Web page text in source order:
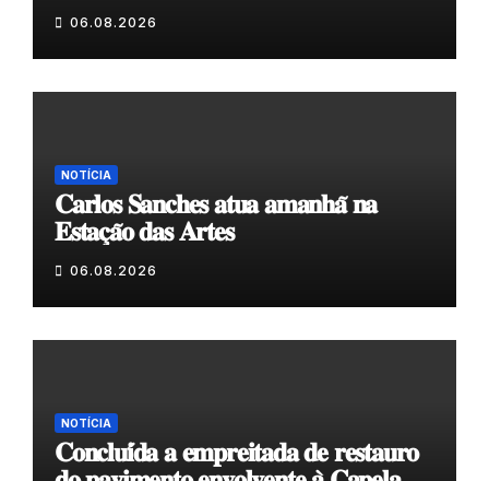
𝗲𝗹𝗮 𝗺𝗼𝗿𝗮 𝗰𝗼𝗺𝗶𝗴𝗼”
06.08.2026
NOTÍCIA
𝐂𝐚𝐫𝐥𝐨𝐬 𝐒𝐚𝐧𝐜𝐡𝐞𝐬 𝐚𝐭𝐮𝐚 𝐚𝐦𝐚𝐧𝐡𝐚̃ 𝐧𝐚
𝐄𝐬𝐭𝐚𝐜̧𝐚̃𝐨 𝐝𝐚𝐬 𝐀𝐫𝐭𝐞𝐬
06.08.2026
NOTÍCIA
𝐂𝐨𝐧𝐜𝐥𝐮𝐢́𝐝𝐚 𝐚 𝐞𝐦𝐩𝐫𝐞𝐢𝐭𝐚𝐝𝐚 𝐝𝐞 𝐫𝐞𝐬𝐭𝐚𝐮𝐫𝐨